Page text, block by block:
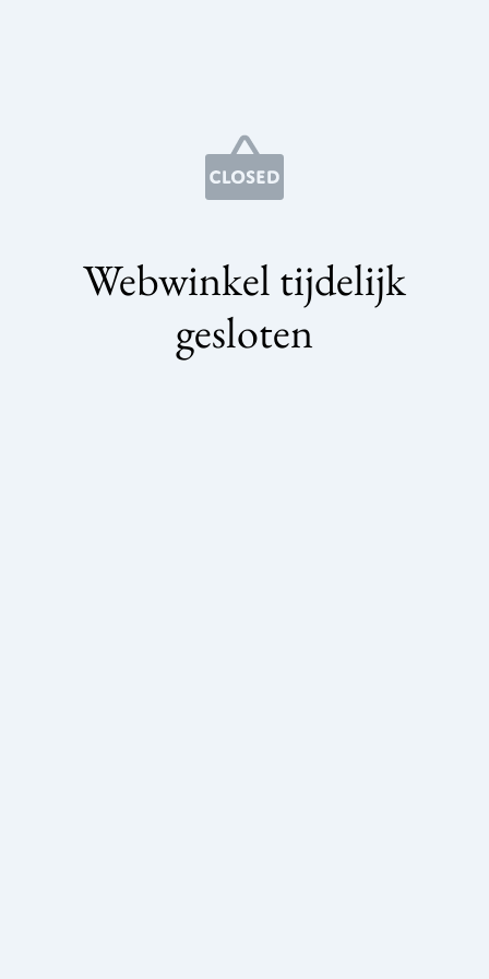
Webwinkel tijdelijk
gesloten